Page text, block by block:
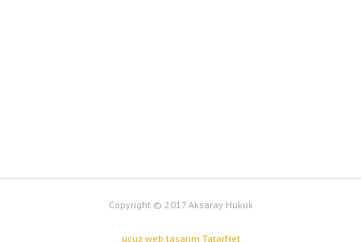
Copyright © 2017 Aksaray Hukuk
ucuz web tasarım TatarNet